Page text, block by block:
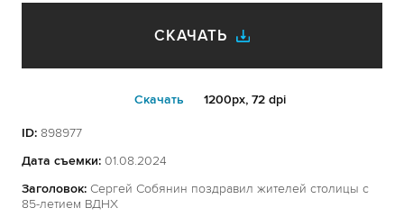
СКАЧАТЬ
Cкачать 1200px, 72 dpi
ID: 898977
Дата съемки: 01.08.2024
Заголовок: Сергей Собянин поздравил жителей столицы с
85-летием ВДНХ